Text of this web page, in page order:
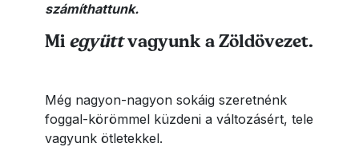
számíthattunk.
Mi együttvagyunk a Zöldövezet.
Még nagyon-nagyon sokáig szeretnénk
foggal-körömmel küzdeni a változásért, tele
vagyunk ötletekkel.